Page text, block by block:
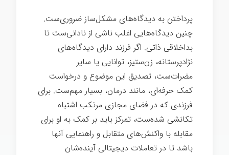
پرداختن به دیدگاه‌های مشکل‌ساز ضروری‌ست.
چنین دیدگاه‌هایی اغلب ناشی از نادانی‌ست تا
بداخلاقی ذاتی. اگر فرزند دارای دیدگاه‌های
نژادپرستانه، زن‌ستیز، توانایی یا سایر
مضرات‌ست، تصدیق این موضوع و درخواست
کمک حرفه‌ای، مانند درمان، بسیار مهم‌ست. برای
فرزندی که در فضای مجازی مرتکب اشتباه
تکانشی شده‌ست، تمرکز باید بر کمک به او برای
مقابله با واکنش‌های متقابل و راهنمایی آنها
باشد تا در تعاملات دیجیتالی آینده‌شان